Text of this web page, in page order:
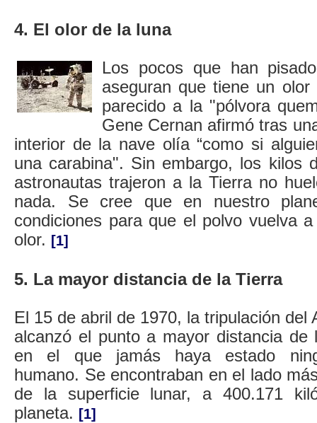
4. El olor de la luna
Los pocos que han
aseguran que tiene un
parecido a la "pólvora
Gene Cernan afirmó tras
interior de la nave olía “como si
una carabina". Sin embargo, los kilos
astronautas trajeron a la Tierra no
nada. Se cree que en nuestro
condiciones para que el polvo vuelva
olor. [1]
5. La mayor distancia de la Tierra
El 15 de abril de 1970, la tripulación del
alcanzó el punto a mayor distancia de
en el que jamás haya estado
humano. Se encontraban en el lado
de la superficie lunar, a 400.171
planeta. [1]